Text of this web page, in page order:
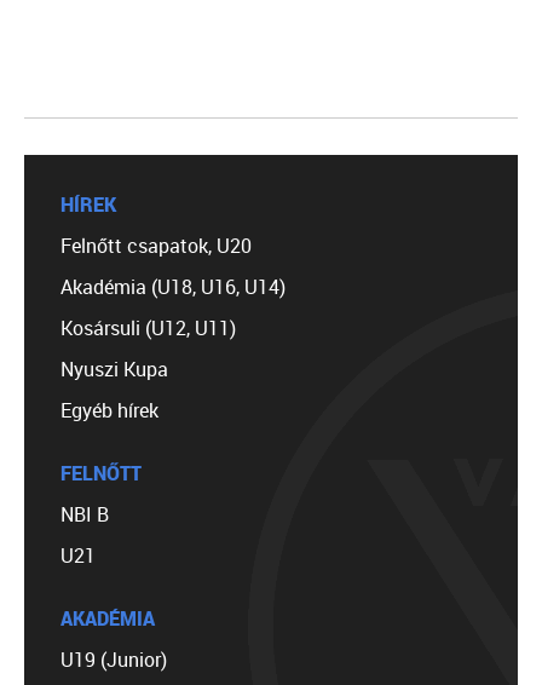
HÍREK
Felnőtt csapatok, U20
Akadémia (U18, U16, U14)
Kosársuli (U12, U11)
Nyuszi Kupa
Egyéb hírek
FELNŐTT
NBI B
U21
AKADÉMIA
U19 (Junior)